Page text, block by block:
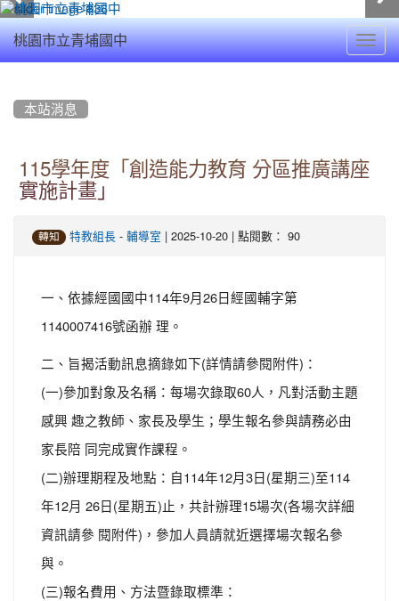
桃園市立青埔國中
本站消息
115學年度「創造能力教育 分區推廣講座
實施計畫」
轉知 特教組長 - 輔導室 | 2025-10-20 | 點閱數： 90
一、依據經國國中114年9月26日經國輔字第
1140007416號函辦 理。
二、旨揭活動訊息摘錄如下(詳情請參閱附件)：
(一)參加對象及名稱：每場次錄取60人，凡對活動主題
感興 趣之教師、家長及學生；學生報名參與請務必由
家長陪 同完成實作課程。
(二)辦理期程及地點：自114年12月3日(星期三)至114
年12月 26日(星期五)止，共計辦理15場次(各場次詳細
資訊請參 閱附件)，參加人員請就近選擇場次報名參
與。
(三)報名費用、方法暨錄取標準：